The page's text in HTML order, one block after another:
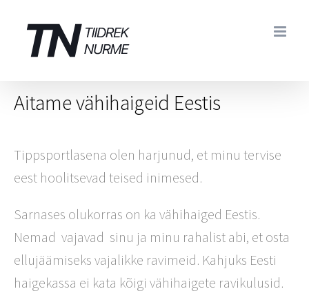
content
Aitame vähihaigeid Eestis
Tippsportlasena olen harjunud, et minu tervise
eest hoolitsevad teised inimesed.
Sarnases olukorras on ka vähihaiged Eestis.
Nemad vajavad sinu ja minu rahalist abi, et osta
ellujäämiseks vajalikke ravimeid. Kahjuks Eesti
haigekassa ei kata kõigi vähihaigete ravikulusid.